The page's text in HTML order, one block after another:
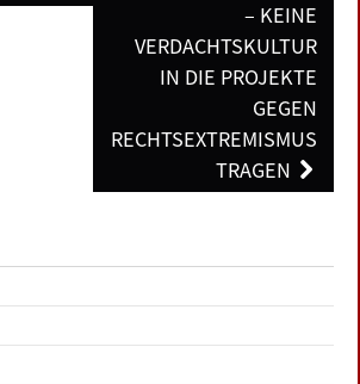
– KEINE
VERDACHTSKULTUR
IN DIE PROJEKTE
GEGEN
RECHTSEXTREMISMUS
TRAGEN